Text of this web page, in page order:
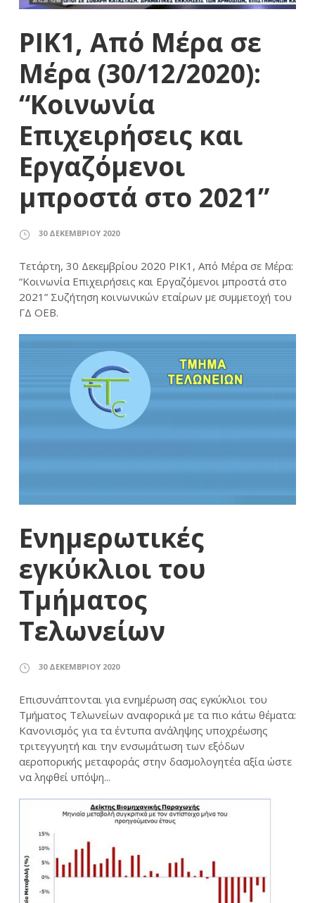
ΡΙΚ1, Από Μέρα σε
Μέρα (30/12/2020):
“Κοινωνία
Επιχειρήσεις και
Εργαζόμενοι
μπροστά στο 2021”
30 ΔΕΚΕΜΒΡΊΟΥ 2020
Τετάρτη, 30 Δεκεμβρίου 2020 ΡΙΚ1, Από Μέρα σε Μέρα:
“Κοινωνία Επιχειρήσεις και Εργαζόμενοι μπροστά στο
2021” Συζήτηση κοινωνικών εταίρων με συμμετοχή του
ΓΔ ΟΕΒ.
Ενημερωτικές
εγκύκλιοι του
Τμήματος
Τελωνείων
30 ΔΕΚΕΜΒΡΊΟΥ 2020
Επισυνάπτονται για ενημέρωση σας εγκύκλιοι του
Τμήματος Τελωνείων αναφορικά με τα πιο κάτω θέματα:
Κανονισμός για τα έντυπα ανάληψης υποχρέωσης
τριτεγγυητή και την ενσωμάτωση των εξόδων
αεροπορικής μεταφοράς στην δασμολογητέα αξία ώστε
να ληφθεί υπόψη...